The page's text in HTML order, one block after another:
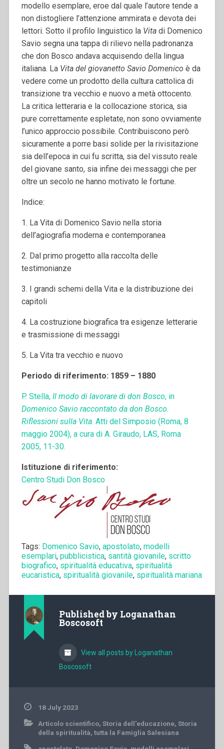
modello esemplare, eroe dal quale l’autore tende a
non distogliere l’attenzione ammirata e devota dei
lettori. Sotto il profilo linguistico la Vitadi Domenico
Savio segna una tappa di rilievo nella padronanza
che don Bosco andava acquisendo della lingua
italiana. La Vita del giovanetto Savio Domenico è da
vedere come un prodotto della cultura cattolica di
transizione tra vecchio e nuovo a metà ottocento.
La critica letteraria e la collocazione storica, sia
pure correttamente espletate, non sono ovviamente
l’unico approccio possibile. Contribuiscono però
sicuramente a porre basi solide per la rivisitazione
sia dell’epoca in cui fu scritta, sia del vissuto reale
del giovane santo, sia infine dei messaggi che per
oltre un secolo ne hanno motivato le fortune.
Indice:
1. La Vita di Domenico Savio nella storia
dell’agiografia moderna e contemporanea
2. Dal primo progetto alla raccolta delle
testimonianze
3. I grandi schemi della Vita e la distribuzione dei
capitoli
4. La costruzione biografica tra esigenze letterarie
e trasmissione di messaggi
5. La Vita tra vecchio e nuovo
Periodo di riferimento: 1859 – 1880
P. Stella, Il modo di lavorare di don Bosco, in
Domenico Savio raccontato da don Bosco.
Riflessioni sulla Vita. Atti del Simposio (Roma, 8
maggio 2004), a cura di A. Giraudo, LAS, Roma
2005, 11-30.
Istituzione di riferimento:
Centro Studi Don Bosco
Tags: Domenico Savio, apostolato, modelli
esemplari, pubblicistica, santità giovanile, scritto
biografico, spiritualità educativa, spiritualità
eucaristica, spiritualità giovanile, spiritualità mariana
Published by Loganathan
Boscosoft
View all posts by Loganathan
Boscosoft
18 July 2023
Articolo scientifico, Storia dell'educazione, Storia
della spiritualità, tutta la Famiglia Salesiana